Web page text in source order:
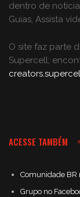
dentro de
Guias, Assista
O site faz parte
Supercell;
ACESSE TAMBÉM
Comunidade BR
Grupo no